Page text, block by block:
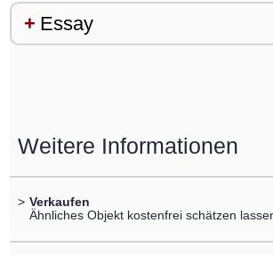
Essay
Weitere Informationen
> Verkaufen
Ähnliches Objekt kostenfrei schätzen